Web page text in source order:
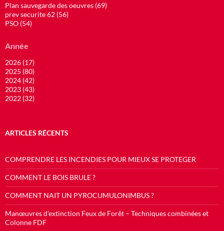
Plan sauvegarde des oeuvres (69)
prev securite 62 (56)
PSO (54)
Année
2026 (17)
2025 (80)
2024 (42)
2023 (43)
2022 (32)
ARTICLES RÉCENTS
COMPRENDRE LES INCENDIES POUR MIEUX SE PROTEGER
COMMENT LE BOIS BRULE ?
COMMENT NAIT UN PYROCUMULONIMBUS ?
Manœuvres d’extinction Feux de Forêt – Techniques combinées et
Colonne FDF